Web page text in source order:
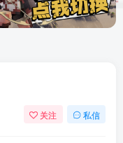
关注 私信